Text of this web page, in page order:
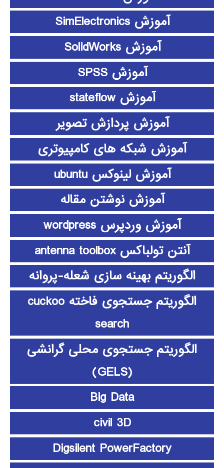
آموزش SimElectronics
آموزش SolidWorks
آموزش SPSS
آموزش stateflow
آموزش پردازش تصویر
آموزش شبکه های کامپیوتری
آموزش لینوکس ubuntu
آموزش نوشتن مقاله
آموزش وردپرس wordpress
آنتن تولباکس antenna toolbox
الگوریتم بهینه سازی شعله-پروانه
الگوریتم جستجوی فاخته cuckoo
search
الگوریتم جستجوی محلی گرانشی
(GELS)
Big Data
civil 3D
Digsilent PowerFactory